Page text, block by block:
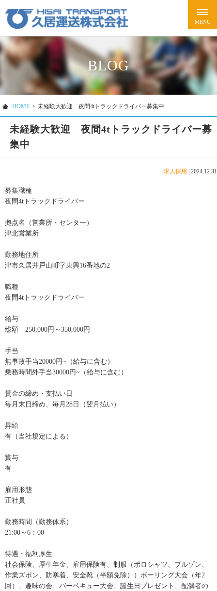
BLOG
HOME > 未経験大歓迎 夜間4tトラックドライバー募集中
未経験大歓迎 夜間4tトラックドライバー募
集中
求人採用 2024.12.31
募集職種
夜間4tトラックドライバー
拠点名（営業所・センター）
津北営業所
勤務地住所
津市久居井戸山町字東興16番地の2
職種
夜間4tトラックドライバー
給与
総額 250,000円～350,000円
手当
無事故手当20000円~（給与に含む）
乗務時間外手当30000円~（給与に含む）
賃金の締め・支払い日
毎月末日締め、毎月28日（翌月払い）
昇給
有（当社規定による）
賞与
有
雇用形態
正社員
勤務時間（勤務体系）
21:00～6：00
待遇・福利厚生
社会保険、厚生年金、雇用保険有、制服（ポロシャツ、ブルゾン、
作業ズボン、防寒着、安全靴（半額免除））ボーリング大会（年2
回）、趣味の会、バーベキュー大会、誕生日プレゼント、配偶者の